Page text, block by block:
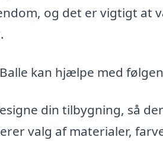
og det er vigtigt at
kan hjælpe med
din tilbygning, så
valg af materialer,